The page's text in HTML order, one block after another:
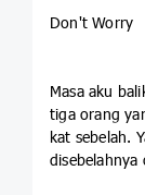
Don't Worry
Masa aku
tiga orang
kat sebelah.
disebelahnya